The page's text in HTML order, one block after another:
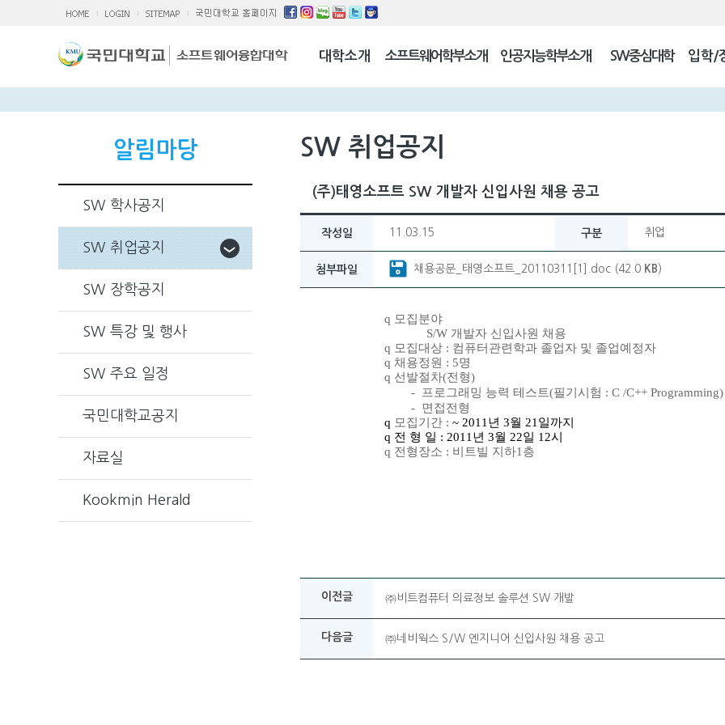
대학소개
소융대Q/A
찾아오시는 길 소프트웨어학부소개 인공지능학부소개 SW중심대학 입학/
알림마당
SW 학사공지
SW 취업공지
SW 장학공지
SW 특강 및 행사
SW 주요 일정
국민대학교공지
자료실
Kookmin Herald
SW 취업공지
(주)태영소프트 SW 개발자 신입사원 채용 공고
작성일 11.03.15 구분 취업
첨부파일 채용공문_태영소프트_20110311[1].doc (42.0 KB )
q 모집분야
S/W 개발자 신입사원 채용
q 모집대상 : 컴퓨터관련학과 졸업자 및 졸업예정자
q 채용정원 : 5명
q 선발절차(전형)
-
프로그래밍 능력 테스트(필기시험 : C /C++ Programming)
-
면접전형
q 모집기간 :~ 2011 년 3월 21 일까지
q 전 형 일 : 2011 년 3월 22일 12시
q 전형장소 : 비트빌 지하1 층
이전글 ㈜비트컴퓨터 의료정보 솔루션 SW 개발
다음글 ㈜네비웍스 S/W 엔지니어 신입사원 채용 공고